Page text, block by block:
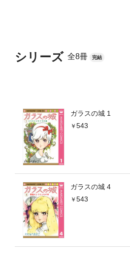
シリーズ 全8冊 完結
ガラスの城 1
543
ガラスの城 4
543